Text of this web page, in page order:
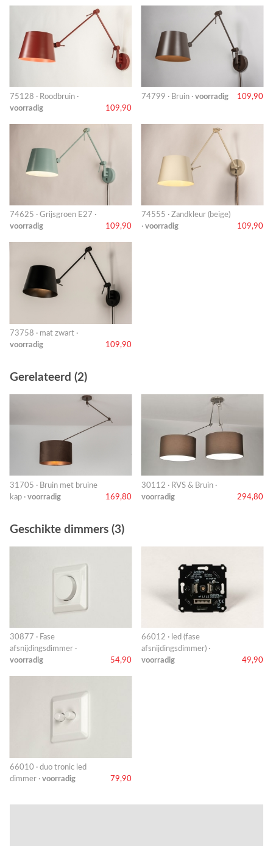
75128 · Roodbruin ·
voorradig
109,90
74799 · Bruin · voorradig 109,90
74625 · Grijsgroen E27 ·
voorradig
109,90
74555 · Zandkleur (beige)
· voorradig 109,90
73758 · mat zwart ·
voorradig
109,90
Gerelateerd (2)
31705 · Bruin met bruine
kap · voorradig 169,80
30112 · RVS & Bruin ·
voorradig
294,80
Geschikte dimmers (3)
30877 · Fase
afsnijdingsdimmer ·
voorradig
54,90
66012 · led (fase
afsnijdingsdimmer) ·
voorradig
49,90
66010 · duo tronic led
dimmer · voorradig 79,90